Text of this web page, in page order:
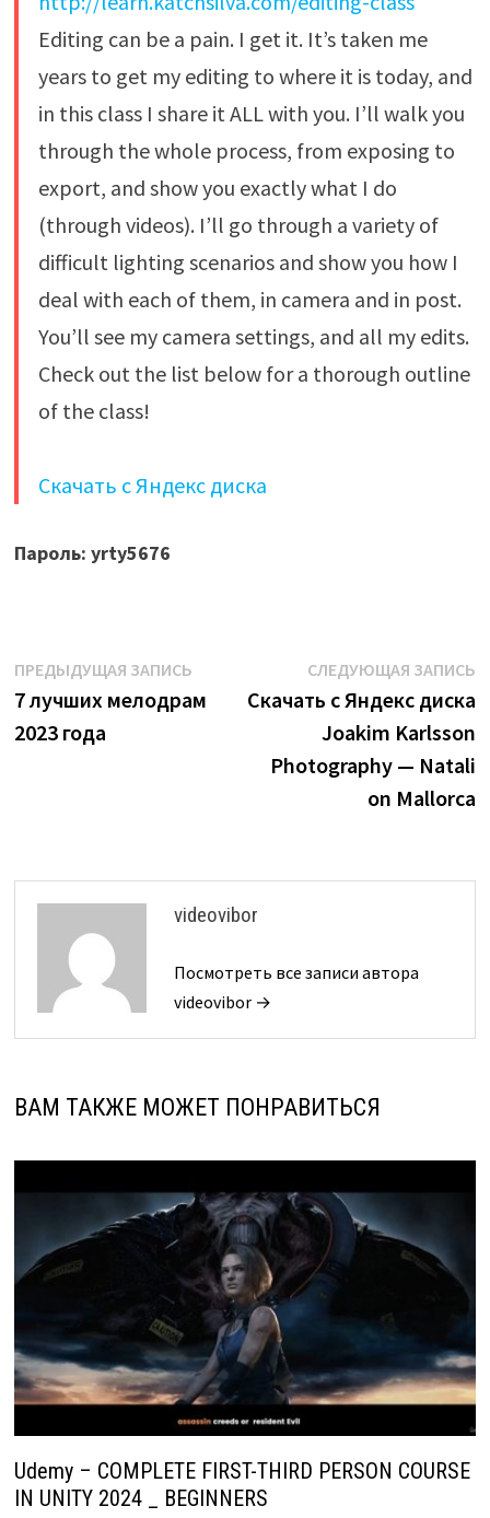
Editing can be a pain. I get it. It’s taken me
years to get my editing to where it is today, and
in this class I share it ALL with you. I’ll walk you
through the whole process, from exposing to
export, and show you exactly what I do
(through videos). I’ll go through a variety of
difficult lighting scenarios and show you how I
deal with each of them, in camera and in post.
You’ll see my camera settings, and all my edits.
Check out the list below for a thorough outline
of the class!
Скачать с Яндекс диска
Пароль: yrty5676
Навигация
по
записям
ПРЕДЫДУЩАЯ ЗАПИСЬПредыдущая
запись:
7 лучших мелодрам
2023 года
СЛЕДУЮЩАЯ ЗАПИСЬ
Скачать с Яндекс диска
Joakim Karlsson
Photography — Natali
on Mallorca
videovibor
Посмотреть все записи автора
videovibor →
ВАМ ТАКЖЕ МОЖЕТ ПОНРАВИТЬСЯ
Udemy – COMPLETE FIRST-THIRD PERSON COURSE
IN UNITY 2024 _ BEGINNERS